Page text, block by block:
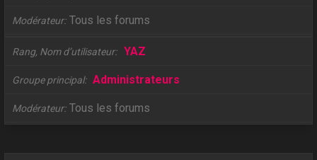
Modérateur Tous les forums
Rang, Nom d’utilisateur YAZ
Groupe principal Administrateurs
Modérateur Tous les forums